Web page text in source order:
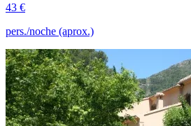
43 €
pers./noche (aprox.)